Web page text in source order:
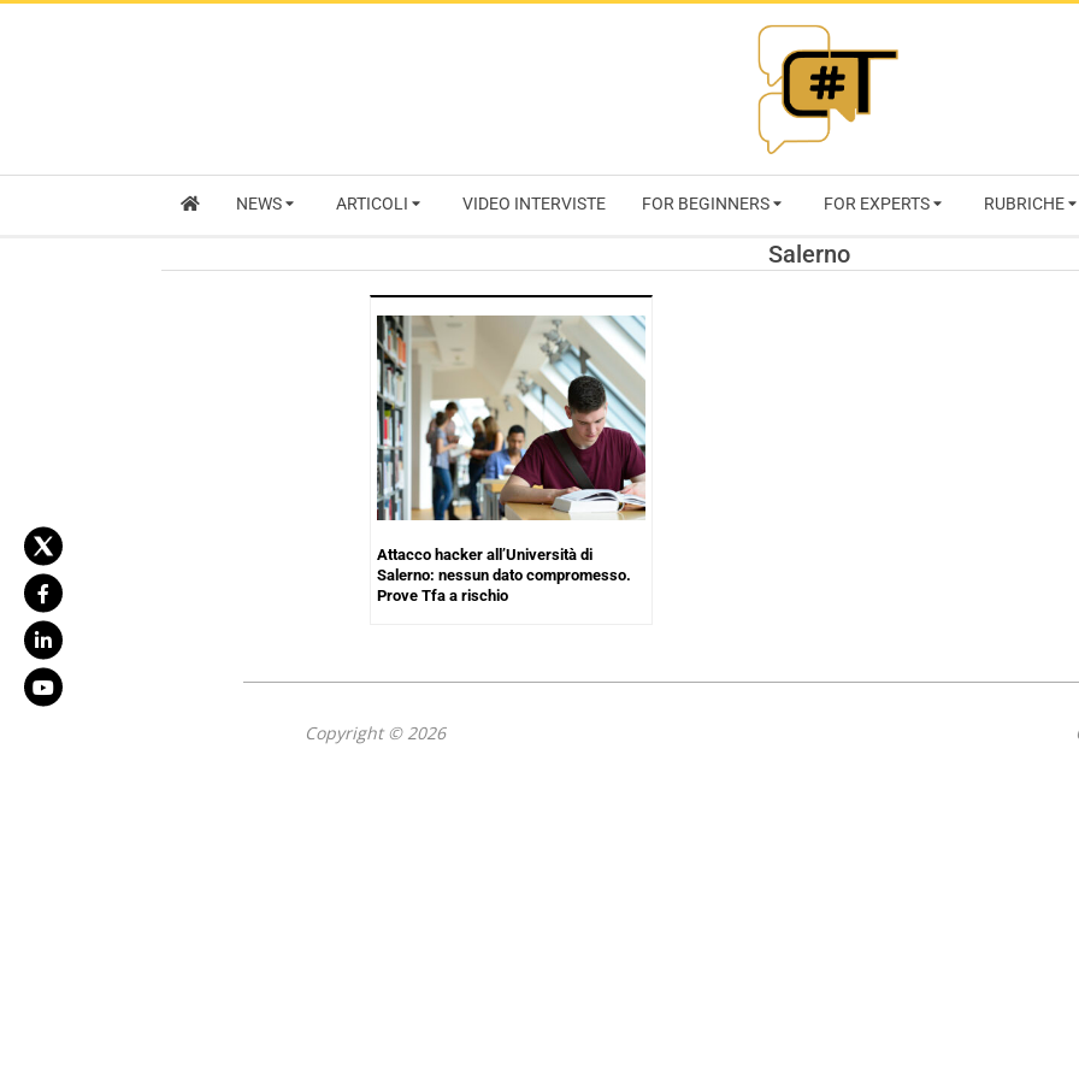
RIVISTA
NEWS ARTICOLI VIDEO INTERVISTE FOR BEGINNERS FOR EXPERTS RUBRICHE
Salerno
Attacco hacker all’Università di
Salerno: nessun dato compromesso.
Prove Tfa a rischio
Copyright © 2026